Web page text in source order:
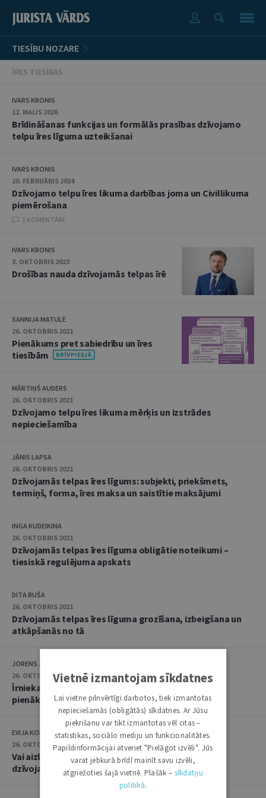
TIESĪBU NOZARE
ĪRES TIESĪBAS
IVARS KRONIS
12. MAIJS 2026
Brīdināšanas funkcijas un formālās prasības dzīvojamo
telpu īres līguma uzteikšanai
IVARS KRONIS
20. FEBRUĀRIS 2024
Dzīvojamo telpu īres likuma darbības joma un Civillikuma
piemērošana
1 KOMENTĀRI
IVARS KRONIS
3. OKTOBRIS 2023
Drošības nauda dzīvojamās telpas īrē
SANNIJA MATULE
26. OKTOBRIS 2021
Pienākums pret sabiedrību un īres
tiesībām
MĀRTIŅŠ AUDERS
26. OKTOBRIS 2021
Dzīvojamo telpu īres likuma mērķis un izstrādes
nepieciešamība
JĀNIS LAPSA
26. OKTOBRIS 2021
Dzīvojamās telpas īres līgums: subjekti, priekšmets,
termiņš, forma, īres maksa un saistītie maksājumi
INGA KUDEIKINA
26. OKTOBRIS 2021
Dzīvojamās telpas īres līguma obligātie noteikumi –
tiesiskā regulējuma apskats
DITA BUŠA
26. OKTOBRIS 2021
Dzīvojamās telpas īres līguma grozīšana, izbeigšana un
atkāpšanās no tā
JORENS JAUNOZOLS
26. OKTOBRIS 2021
Īrnieka un mājoklī iemitināto personu tiesības un
pienākumi
EVIJA KOLBERGA
26. OKTOBRIS 2021
Vai aizliegums izīrētājam netraucēt īrnieku lietot
dzīvojamo telpu ir absolūts
Vietnē izmantojam sīkdatnes
Lai vietne pilnvērtīgi darbotos, tiek izmantotas
nepieciešamās (obligātās) sīkdatnes. Ar Jūsu
piekrišanu var tikt izmantotas vēl citas –
statistikas, sociālo mediju un funkcionalitātes.
Papildinformācijai atveriet "Pielāgot izvēli". Jūs
varat jebkurā brīdī mainīt savu izvēli,
atgriežoties šajā vietnē. Plašāk – sīkdatņu
politikā.